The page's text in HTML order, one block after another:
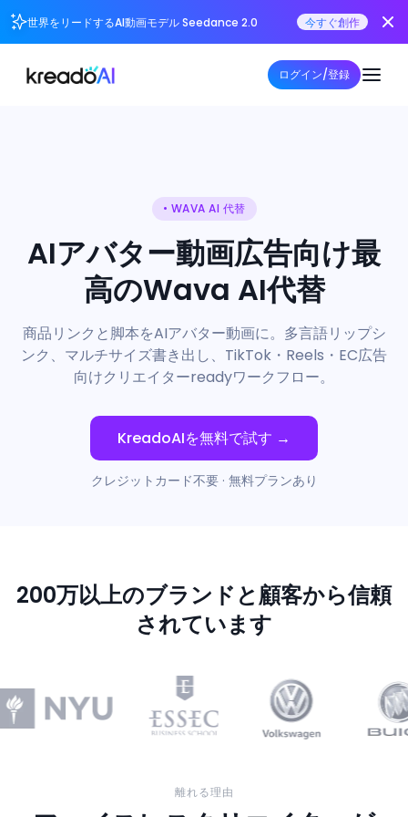
世界をリードするAI動画モデル Seedance 2.0 今すぐ創作
ログイン/登録
• WAVA AI 代替
AIアバター動画広告向け最
高のWava AI代替
商品リンクと脚本をAIアバター動画に。多言語リップシ
ンク、マルチサイズ書き出し、TikTok・Reels・EC広告
向けクリエイターreadyワークフロー。
KreadoAIを無料で試す →
クレジットカード不要 · 無料プランあり
200万以上のブランドと顧客から信頼
されています
離れる理由